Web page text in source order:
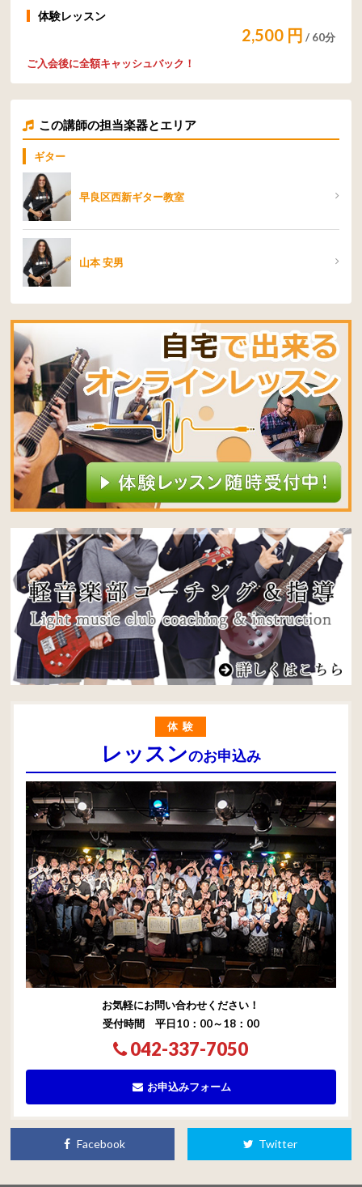
体験レッスン
2,500 円 / 60分
ご入会後に全額キャッシュバック！
この講師の担当楽器とエリア
ギター
早良区西新ギター教室
山本 安男
体験
レッスンのお申込み
お気軽にお問い合わせください！
受付時間 平日10：00～18：00
042-337-7050
お申込みフォーム
Facebook Twitter